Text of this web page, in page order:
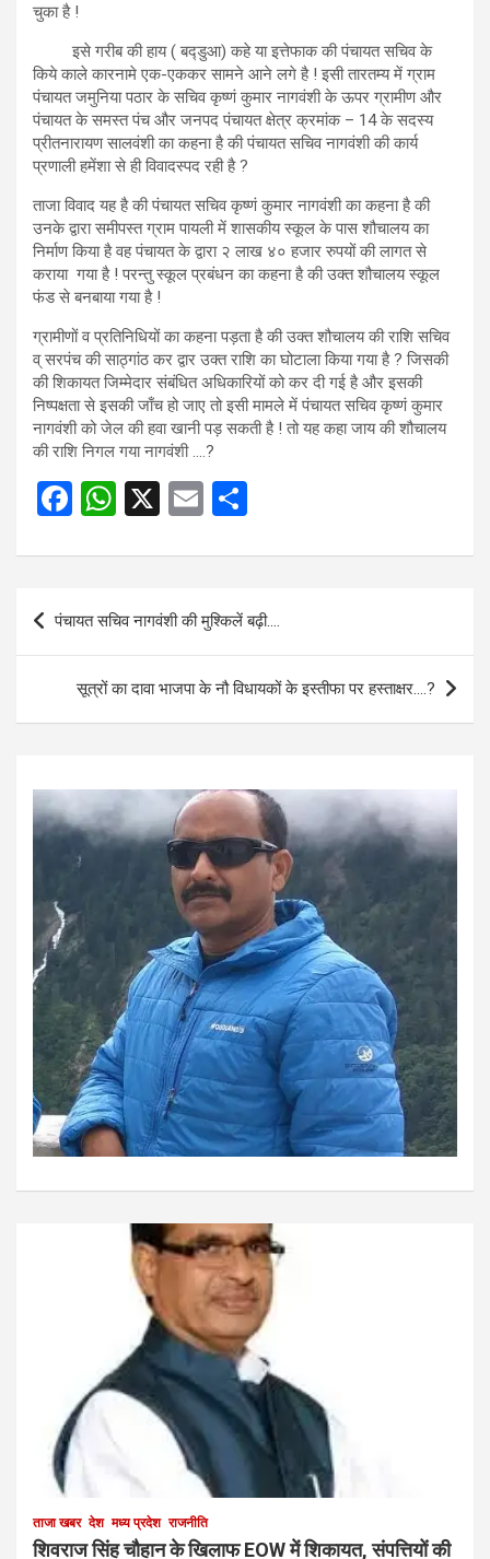
चुका है !
इसे गरीब की हाय ( बद्डुआ) कहे या इत्तेफाक की पंचायत सचिव के
किये काले कारनामे एक-एककर सामने आने लगे है ! इसी तारतम्य में ग्राम
पंचायत जमुनिया पठार के सचिव कृष्णं कुमार नागवंशी के ऊपर ग्रामीण और
पंचायत के समस्त पंच और जनपद पंचायत क्षेत्र क्रमांक – 14 के सदस्य
प्रीतनारायण सालवंशी का कहना है की पंचायत सचिव नागवंशी की कार्य
प्रणाली हमेंशा से ही विवादस्पद रही है ?
ताजा विवाद यह है की पंचायत सचिव कृष्णं कुमार नागवंशी का कहना है की
उनके द्वारा समीपस्त ग्राम पायली में शासकीय स्कूल के पास शौचालय का
निर्माण किया है वह पंचायत के द्वारा २ लाख ४० हजार रुपयों की लागत से
कराया गया है ! परन्तु स्कूल प्रबंधन का कहना है की उक्त शौचालय स्कूल
फंड से बनबाया गया है !
ग्रामीणों व प्रतिनिधियों का कहना पड़ता है की उक्त शौचालय की राशि सचिव
व् सरपंच की साठ्गांठ कर द्वार उक्त राशि का घोटाला किया गया है ? जिसकी
की शिकायत जिम्मेदार संबंधित अधिकारियों को कर दी गई है और इसकी
निष्पक्षता से इसकी जाँच हो जाए तो इसी मामले में पंचायत सचिव कृष्णं कुमार
नागवंशी को जेल की हवा खानी पड़ सकती है ! तो यह कहा जाय की शौचालय
की राशि निगल गया नागवंशी ….?
F
ce
o
o
k
W
at
s
A
p
p
X
E
ail ar
e
Post
navigation
पंचायत सचिव नागवंशी की मुश्किलें बढ़ी….
सूत्रों का दावा भाजपा के नौ विधायकों के इस्तीफा पर हस्ताक्षर….?
ताजा खबर देश मध्य प्रदेश राजनीति
शिवराज सिंह चौहान के खिलाफ EOW में शिकायत, संपत्तियों की